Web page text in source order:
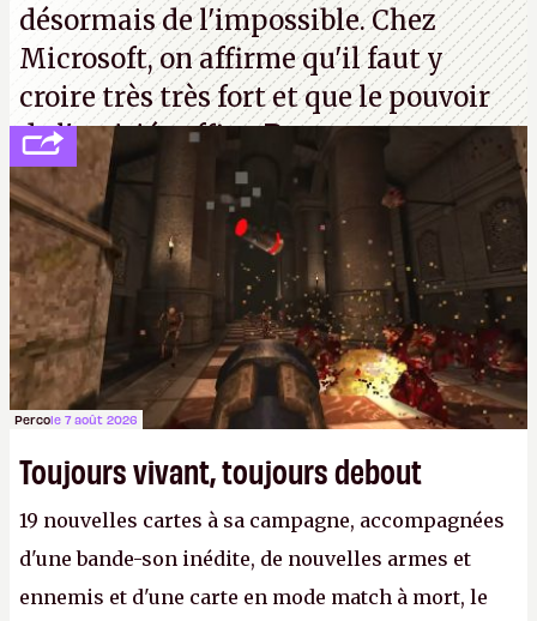
désormais de l'impossible. Chez
Microsoft, on affirme qu'il faut y
croire très très fort et que le pouvoir
de l'amitié suffira.P.
Percole 7 août 2026
Toujours vivant, toujours debout
19 nouvelles cartes à sa campagne, accompagnées
d'une bande-son inédite, de nouvelles armes et
ennemis et d'une carte en mode match à mort, le